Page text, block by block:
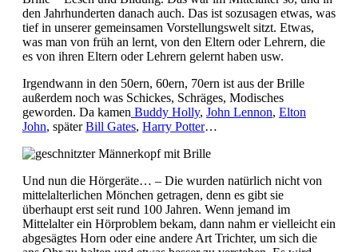
den Jahrhunderten danach auch. Das ist sozusagen etwas, was
tief in unserer gemeinsamen Vorstellungswelt sitzt. Etwas,
was man von früh an lernt, von den Eltern oder Lehrern, die
es von ihren Eltern oder Lehrern gelernt haben usw.
Irgendwann in den 50ern, 60ern, 70ern ist aus der Brille
außerdem noch was Schickes, Schräges, Modisches
geworden. Da kamen Buddy Holly, John Lennon, Elton
John, späterBill Gates, Harry Potter…
Und nun die Hörgeräte… – Die wurden natürlich nicht von
mittelalterlichen Mönchen getragen, denn es gibt sie
überhaupt erst seit rund 100 Jahren. Wenn jemand im
Mittelalter ein Hörproblem bekam, dann nahm er vielleicht ein
abgesägtes Horn oder eine andere Art Trichter, um sich die